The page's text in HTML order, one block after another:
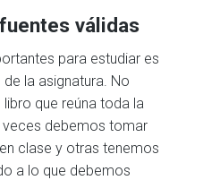
válidas
para estudiar es
la asignatura. No
que reúna toda la
debemos tomar
clase y otras tenemos
a lo que debemos